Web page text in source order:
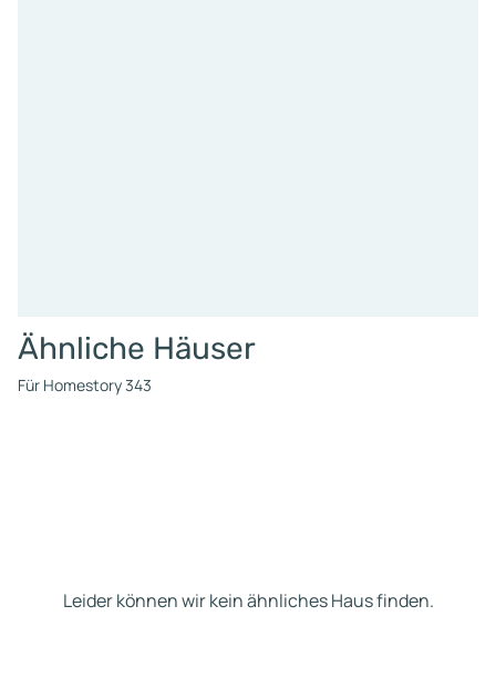
Ähnliche Häuser
Für Homestory 343
Leider können wir kein ähnliches Haus finden.